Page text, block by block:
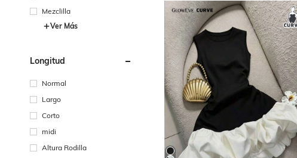
Mezclilla
Ver Más
Longitud
Normal
Largo
Corto
midi
Altura Rodilla